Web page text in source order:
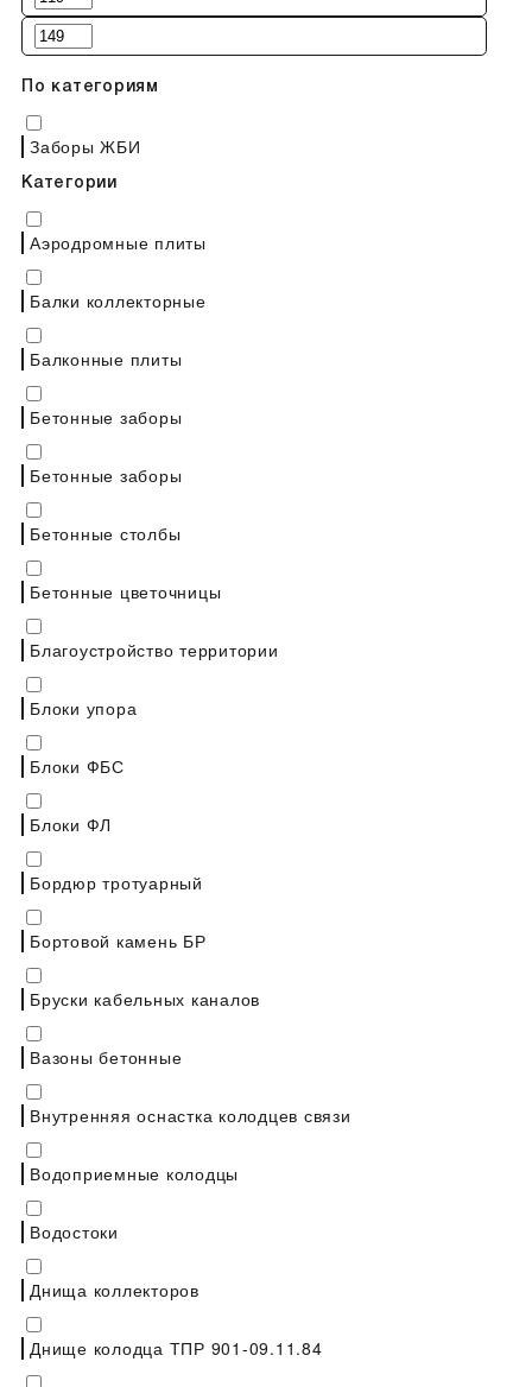
По категориям
Заборы ЖБИ
Категории
Аэродромные плиты
Балки коллекторные
Балконные плиты
Бетонные заборы
Бетонные заборы
Бетонные столбы
Бетонные цветочницы
Благоустройство территории
Блоки упора
Блоки ФБС
Блоки ФЛ
Бордюр тротуарный
Бортовой камень БР
Бруски кабельных каналов
Вазоны бетонные
Внутренняя оснастка колодцев связи
Водоприемные колодцы
Водостоки
Днища коллекторов
Днище колодца ТПР 901-09.11.84